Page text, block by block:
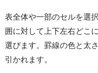
表全体や一部のセルを選
囲に対して上下左右どこ
選びます。罫線の色と太
引かれます。